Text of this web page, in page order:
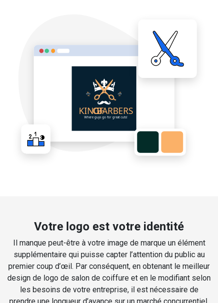
Votre logo est votre identité
Il manque peut-être à votre image de marque un élément
supplémentaire qui puisse capter l’attention du public au
premier coup d’œil. Par conséquent, en obtenant le meilleur
design de logo de salon de coiffure et en le modifiant selon
les besoins de votre entreprise, il est nécessaire de